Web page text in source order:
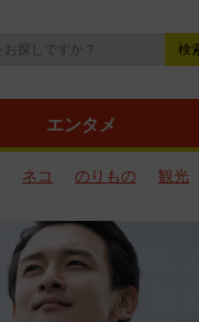
エンタメ
ネコ のりもの 観光